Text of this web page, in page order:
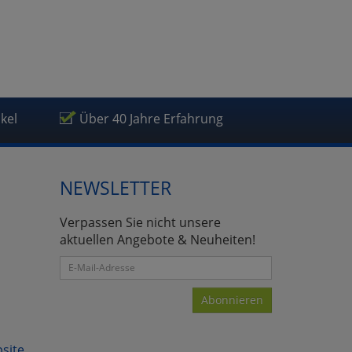
Über 40 Jahre Erfahrung
NEWSLETTER
Verpassen Sie nicht unsere
aktuellen Angebote & Neuheiten!
Abonnieren